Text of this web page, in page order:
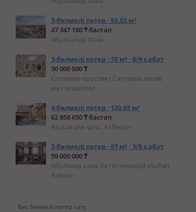
3-бөлмелі пәтер · 93.02 м²
47 347 180 ₸ бастап
Абулхайыр Хана
3-бөлмелі пәтер · 70 м² · 8/9 қабат
30 000 000 ₸
Сатпаева-проспект Сатпаева, возле
муз академии
4-бөлмелі пәтер · 120.65 м²
62 858 650 ₸ бастап
Ақ Шағала -ш/а., Акберен
3-бөлмелі пәтер · 97 м² · 3/8 қабат
59 000 000 ₸
Абулхаир хана-За гостиницей «Sultan
Palace»
Бес бөлмелі пәтер сату